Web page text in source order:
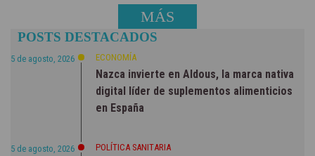
MÁS
NOTICIAS
POSTS DESTACADOS
5 de agosto, 2026 ECONOMÍA
Nazca invierte en Aldous, la marca nativa
digital líder de suplementos alimenticios
en España
5 de agosto, 2026 POLÍTICA SANITARIA